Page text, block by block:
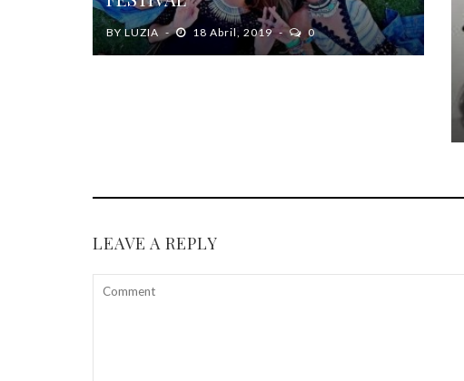
BY LUZIA 18 Abril, 2019 0
LEAVE A REPLY